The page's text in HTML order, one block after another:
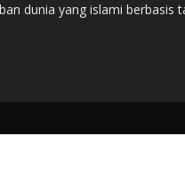
dunia yang islami berbasis